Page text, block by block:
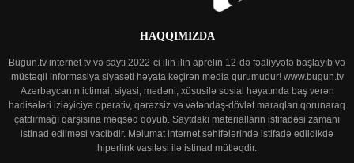
HAQQIMIZDA
Bugun.tv internet tv və saytı 2022-ci ilin ilin aprelin 12-də fəaliyyətə başlayıb və
müstəqil informasiya siyasəti həyata keçirən media qurumudur! www.bugun.tv
Azərbaycanın ictimai, siyasi, mədəni, xüsusilə sosial həyatında baş verən
hadisələri izləyiciyə operativ, qərəzsiz və vətəndaş-dövlət maraqları qorunaraq
çatdırmağı qarşısına məqsəd qoyub. Saytdakı materialların istifadəsi zamanı
istinad edilməsi vacibdir. Məlumat internet səhifələrində istifadə edildikdə
hiperlink vasitəsi ilə istinad mütləqdir.